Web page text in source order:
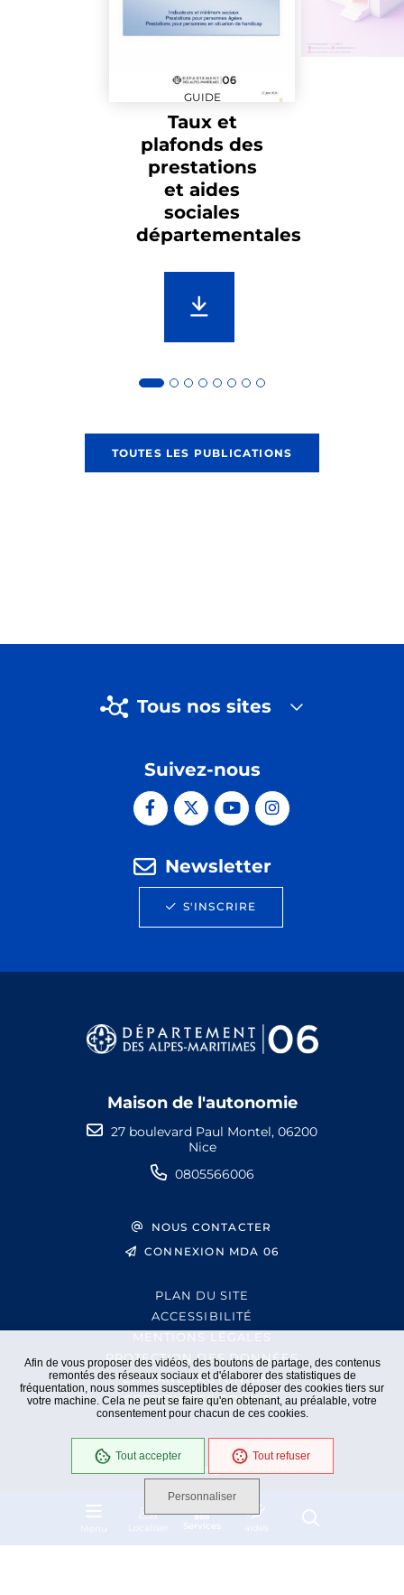
Afin de vous proposer des vidéos, des boutons de partage, des contenus
remontés des réseaux sociaux et d'élaborer des statistiques de
fréquentation, nous sommes susceptibles de déposer des cookies tiers sur
votre machine. Cela ne peut se faire qu'en obtenant, au préalable, votre
consentement pour chacun de ces cookies.
Tout accepter Tout refuser
Personnaliser
Services aides
GUIDE
Taux et
plafonds des
prestations
et aides
sociales
départementales
TOUTES LES PUBLICATIONS
Tous nos sites
Suivez-nous
Newsletter
S'INSCRIRE
Maison de l'autonomie
27 boulevard Paul Montel, 06200
Nice
0805566006
NOUS CONTACTER
CONNEXION MDA 06
PLAN DU SITE
ACCESSIBILITÉ
MENTIONS LÉGALES
PROTECTION DES DONNÉES
EXTRANET AUTONOMIE
GESTION DES COOKIES
En cours